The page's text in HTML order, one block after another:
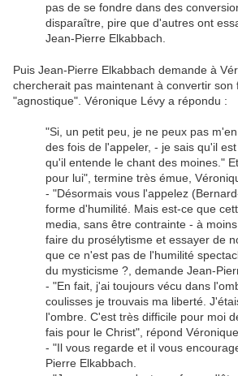
pas de se fondre dans des
disparaître, pire que d'autres ont
Jean-Pierre Elkabbach.
Puis Jean-Pierre Elkabbach demande à
chercherait pas maintenant à convertir
"agnostique". Véronique Lévy a répondu :
"Si, un petit peu, je ne peux pas
des fois de l'appeler, - je sais qu'il
qu'il entende le chant des moines."
pour lui", termine très émue,
- "Désormais vous l'appelez
forme d'humilité. Mais est-ce que
media, sans être contrainte - à
faire du prosélytisme et essayer de
que ce n'est pas de l'humilité
du mysticisme ?, demande Jean-
- "En fait, j'ai toujours vécu dans
coulisses je trouvais ma liberté.
l'ombre. C'est très difficile pour moi
fais pour le Christ", répond
- "Il vous regarde et il vous
Pierre Elkabbach.